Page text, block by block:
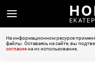
На информационном ресурсе
файлы. Оставаясь на сайте, вы
согласиена их использование.